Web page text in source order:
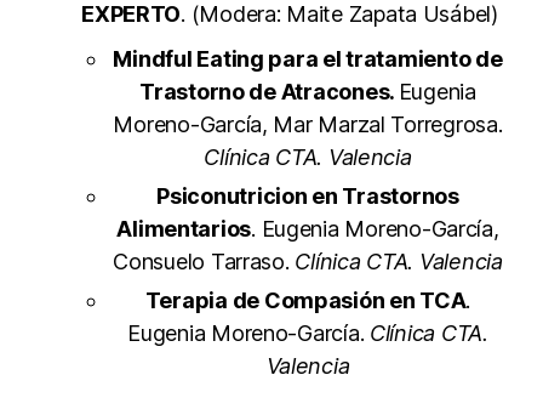
EXPERTO. (Modera: Maite Zapata Usábel)
Mindful Eating para el tratamiento de
Trastorno de Atracones. Eugenia
Moreno-García, Mar Marzal Torregrosa.
Clínica CTA. Valencia
Psiconutricion en Trastornos
Alimentarios. Eugenia Moreno-García,
Consuelo Tarraso. Clínica CTA. Valencia
Terapia de Compasión en TCA.
Eugenia Moreno-García. Clínica CTA.
Valencia